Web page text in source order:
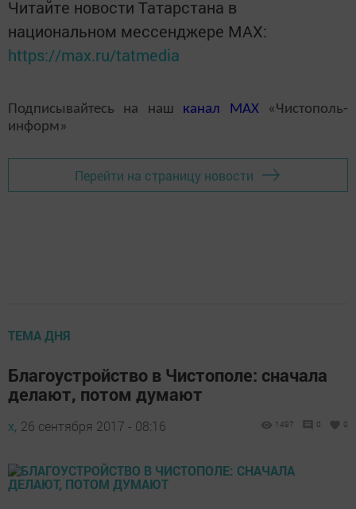
Читайте новости Татарстана в
национальном мессенджере MАХ:
https://max.ru/tatmedia
Подписывайтесь на наш канал MAX«Чистополь-
информ»
Перейти на страницу новости
ТЕМА ДНЯ
Благоустройство в Чистополе: сначала
делают, потом думают
х, 26 сентября 2017 - 08:16 1497 0 0